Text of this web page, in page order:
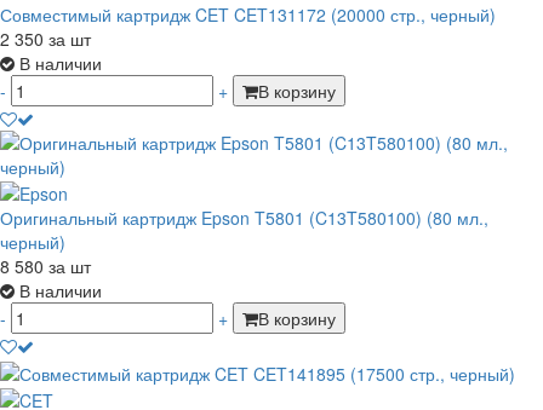
Совместимый картридж CET CET131172 (20000 стр., черный)
2 350 за шт
В наличии
-
+ В корзину
Оригинальный картридж Epson T5801 (C13T580100) (80 мл.,
черный)
8 580 за шт
В наличии
-
+ В корзину